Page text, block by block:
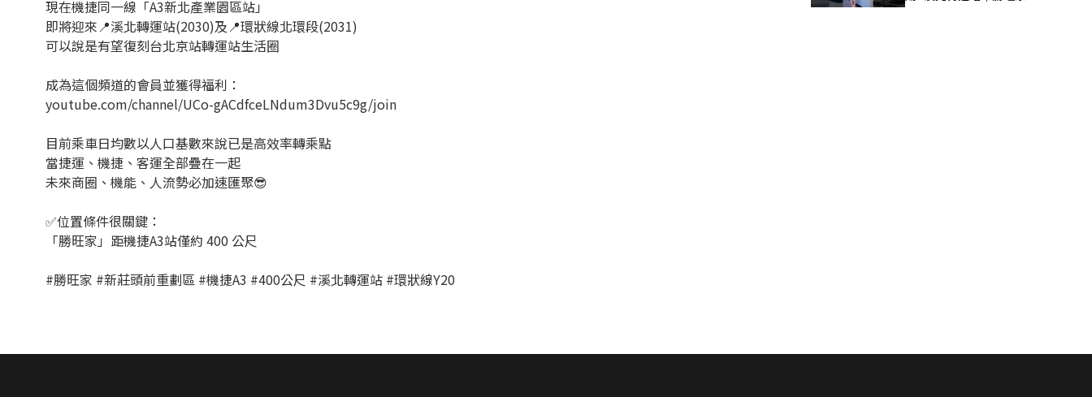
現在機捷同一線「A3新北產業園區站」
即將迎來📍溪北轉運站(2030)及📍環狀線北環段(2031)
可以說是有望復刻台北京站轉運站生活圈
成為這個頻道的會員並獲得福利：
youtube.com/channel/UCo-gACdfceLNdum3Dvu5c9g/join
目前乘車日均數以人口基數來說已是高效率轉乘點
當捷運、機捷、客運全部疊在一起
未來商圈、機能、人流勢必加速匯聚😎
✅位置條件很關鍵：
「勝旺家」距機捷A3站僅約 400 公尺
#勝旺家 #新莊頭前重劃區 #機捷A3 #400公尺 #溪北轉運站 #環狀線Y20